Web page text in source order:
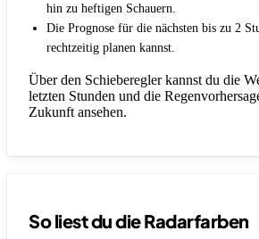
hin zu heftigen Schauern.
Die Prognose für die nächsten bis zu 2
rechtzeitig planen kannst.
Über den Schieberegler kannst du die
letzten Stunden und die
Zukunft ansehen.
So liest du die Radarfarben